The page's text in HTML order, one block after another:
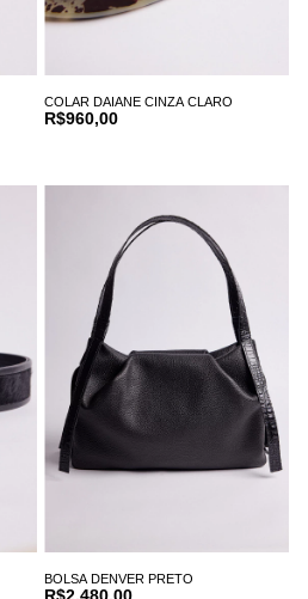
COLAR DAIANE CINZA CLARO
R$960,00
BOLSA DENVER PRETO